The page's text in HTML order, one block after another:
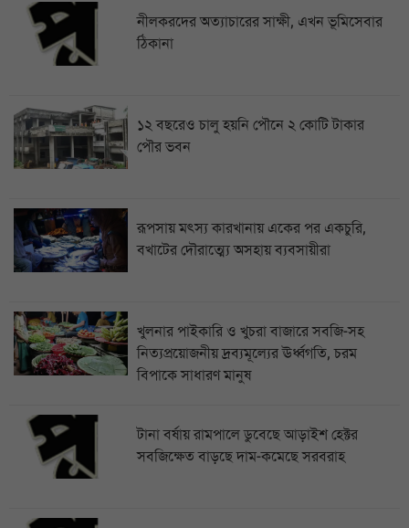
নীলকরদের অত্যাচারের সাক্ষী, এখন ভূমিসেবার
ঠিকানা
১২ বছরেও চালু হয়নি পৌনে ২ কোটি টাকার
পৌর ভবন
রূপসায় মৎস্য কারখানায় একের পর একচুরি,
বখাটের দৌরাত্ম্যে অসহায় ব্যবসায়ীরা
খুলনার পাইকারি ও খুচরা বাজারে সবজি-সহ
নিত্যপ্রয়োজনীয় দ্রব্যমূল্যের ঊর্ধ্বগতি, চরম
বিপাকে সাধারণ মানুষ
টানা বর্ষায় রামপালে ডুবেছে আড়াইশ হেক্টর
সবজিক্ষেত বাড়ছে দাম-কমেছে সরবরাহ